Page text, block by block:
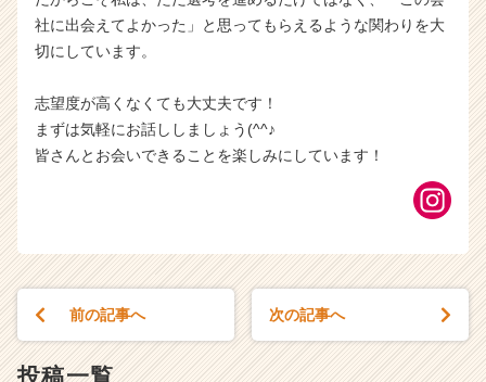
社に出会えてよかった」と思ってもらえるような関わりを大
切にしています。
志望度が高くなくても大丈夫です！
まずは気軽にお話ししましょう(^^♪
皆さんとお会いできることを楽しみにしています！
前の記事へ 次の記事へ
投稿一覧